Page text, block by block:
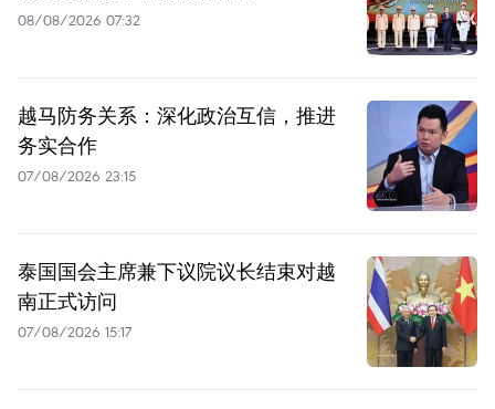
08/08/2026 07:32
越马防务关系：深化政治互信，推进
务实合作
07/08/2026 23:15
泰国国会主席兼下议院议长结束对越
南正式访问
07/08/2026 15:17